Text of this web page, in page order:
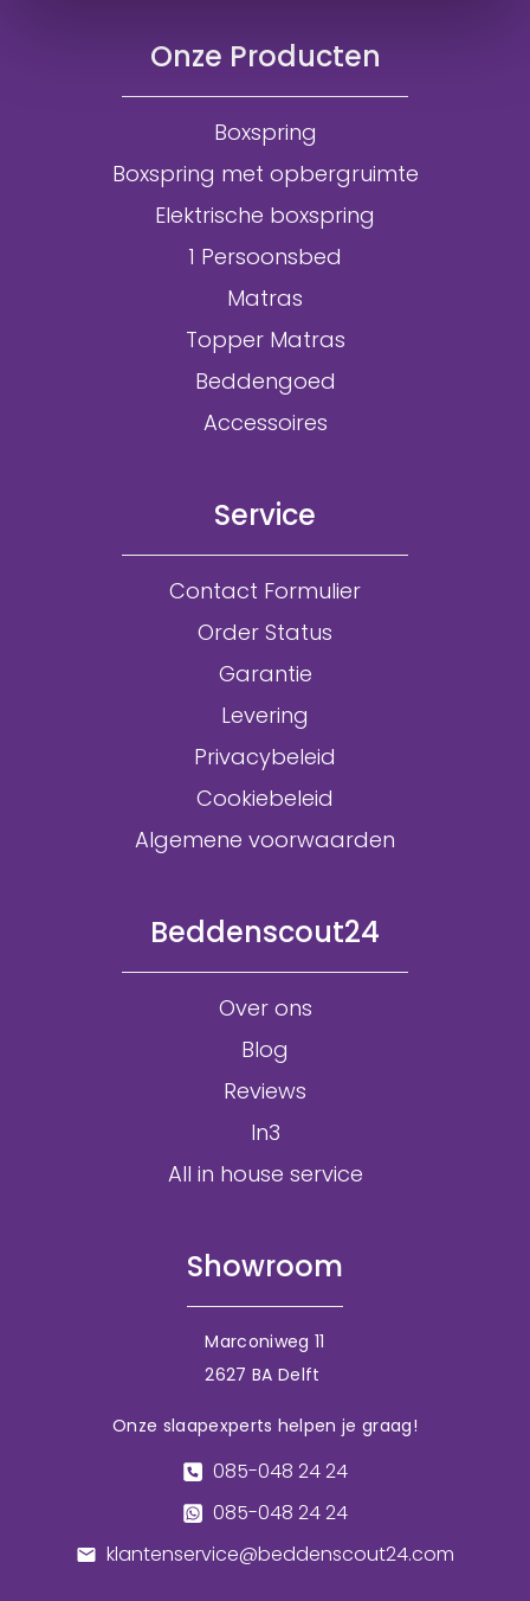
Onze Producten
Boxspring
Boxspring met opbergruimte
Elektrische boxspring
1 Persoonsbed
Matras
Topper Matras
Beddengoed
Accessoires
Service
Contact Formulier
Order Status
Garantie
Levering
Privacybeleid
Cookiebeleid
Algemene voorwaarden
Beddenscout24
Over ons
Blog
Reviews
In3
All in house service
Showroom
Marconiweg 11
2627 BA Delft
Onze slaapexperts helpen je graag!
085-048 24 24
085-048 24 24
klantenservice@beddenscout24.com